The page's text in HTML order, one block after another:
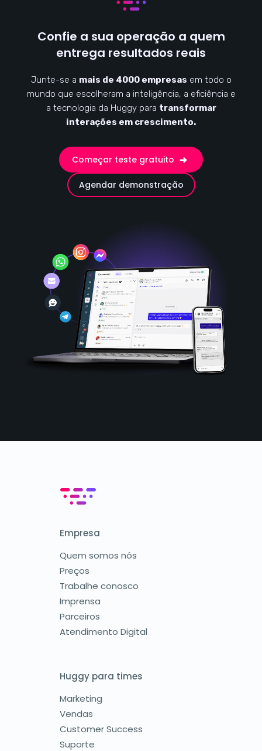
Confie a sua operação a quem
entrega resultados reais
Junte-se a mais de 4000 empresas em todo o
mundo que escolheram a inteligência, a eficiência e
a tecnologia da Huggy para transformar
interações em crescimento.
Começar teste gratuito
Agendar demonstração
Empresa
Quem somos nós
Preços
Trabalhe conosco
Imprensa
Parceiros
Atendimento Digital
Huggy para times
Marketing
Vendas
Customer Success
Suporte